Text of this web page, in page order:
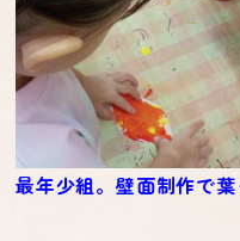
最年少組。壁面制作で